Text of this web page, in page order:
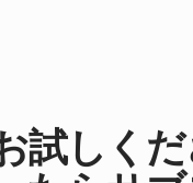
試しくだ